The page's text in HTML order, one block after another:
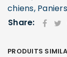
chiens,
Share:
PRODUITS